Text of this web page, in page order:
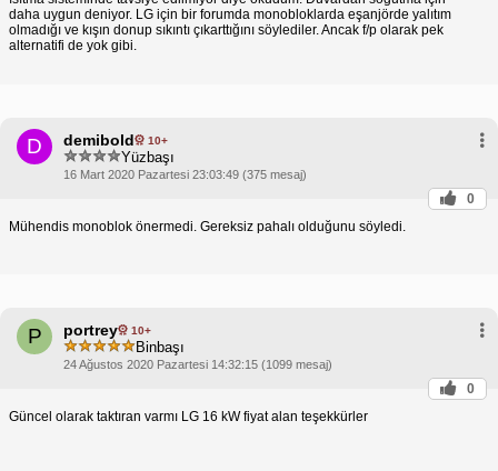
daha uygun deniyor. LG için bir forumda monobloklarda eşanjörde yalıtım
olmadığı ve kışın donup sıkıntı çıkarttığını söylediler. Ancak f/p olarak pek
alternatifi de yok gibi.
D demibold 10+
Yüzbaşı
16 Mart 2020 Pazartesi 23:03:49 (375 mesaj)
0
Mühendis monoblok önermedi. Gereksiz pahalı olduğunu söyledi.
P portrey 10+
Binbaşı
24 Ağustos 2020 Pazartesi 14:32:15 (1099 mesaj)
0
Güncel olarak taktıran varmı LG 16 kW fiyat alan teşekkürler